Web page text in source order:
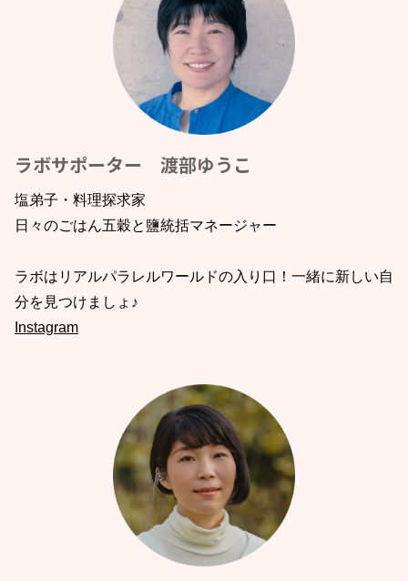
ラボサポーター 渡部ゆうこ
塩弟子・料理探求家
日々のごはん五穀と鹽統括マネージャー
ラボはリアルパラレルワールドの入り口！一緒に新しい自
分を見つけましょ♪
Instagram